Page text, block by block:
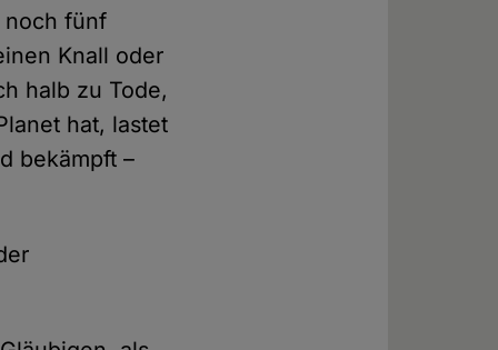
noch fünf
Knall oder
halb zu Tode,
hat, lastet
bekämpft –